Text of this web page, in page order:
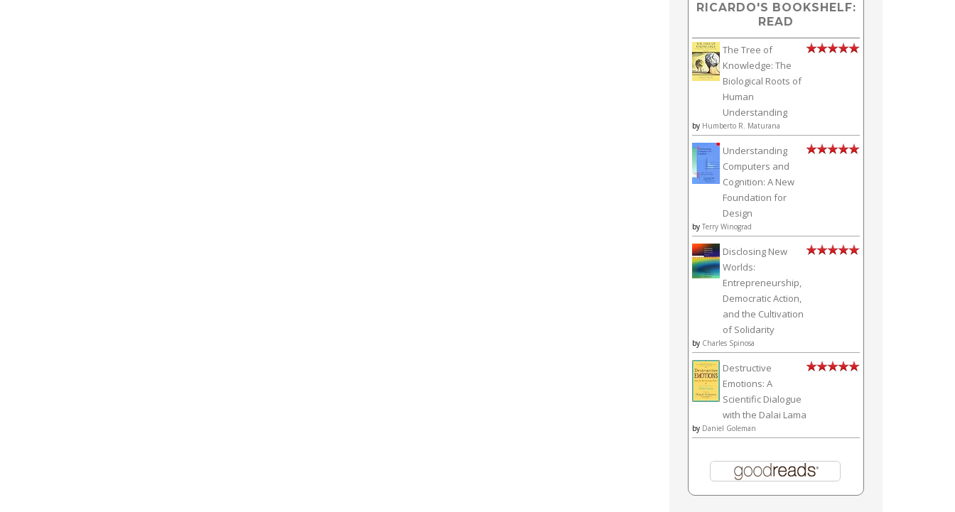
RICARDO'S BOOKSHELF:
READ
The Tree of
Knowledge: The
Biological Roots of
Human
Understanding
by Humberto R. Maturana
Understanding
Computers and
Cognition: A New
Foundation for
Design
by Terry Winograd
Disclosing New
Worlds:
Entrepreneurship,
Democratic Action,
and the Cultivation
of Solidarity
by Charles Spinosa
Destructive
Emotions: A
Scientific Dialogue
with the Dalai Lama
by Daniel Goleman